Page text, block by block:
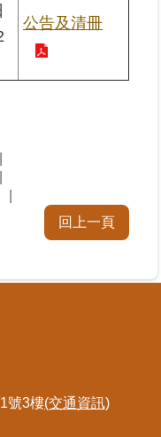
公告及清冊
回上一頁
號3樓(交通資訊)